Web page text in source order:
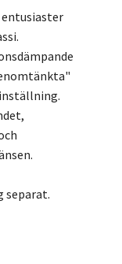
separat.